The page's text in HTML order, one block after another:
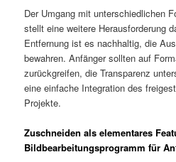
Der Umgang mit unterschiedlichen
stellt eine weitere Herausforderung
Entfernung ist es nachhaltig, die
bewahren. Anfänger sollten auf
zurückgreifen, die Transparenz
eine einfache Integration des
Projekte.
Zuschneiden als elementares
Bildbearbeitungsprogramm für